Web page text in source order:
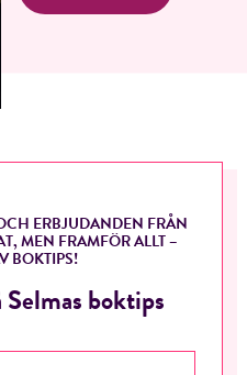
ERBJUDANDEN FRÅN
MEN FRAMFÖR ALLT –
BOKTIPS!
boktips